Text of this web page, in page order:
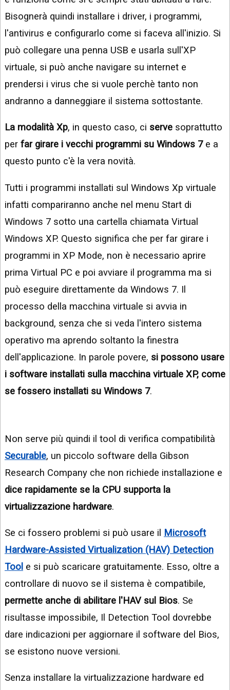
Bisognerà quindi installare i driver, i programmi,
l'antivirus e configurarlo come si faceva all'inizio. Si
può collegare una penna USB e usarla sull'XP
virtuale, si può anche navigare su internet e
prendersi i virus che si vuole perchè tanto non
andranno a danneggiare il sistema sottostante.
La modalità Xp, in questo caso, ci serve soprattutto
per far girare i vecchi programmi su Windows 7e a
questo punto c'è la vera novità.
Tutti i programmi installati sul Windows Xp virtuale
infatti compariranno anche nel menu Start di
Windows 7 sotto una cartella chiamata Virtual
Windows XP. Questo significa che per far girare i
programmi in XP Mode, non è necessario aprire
prima Virtual PC e poi avviare il programma ma si
può eseguire direttamente da Windows 7. Il
processo della macchina virtuale si avvia in
background, senza che si veda l'intero sistema
operativo ma aprendo soltanto la finestra
dell'applicazione. In parole povere, si possono usare
i software installati sulla macchina virtuale XP, come
se fossero installati su Windows 7.
Non serve più quindi il tool di verifica compatibilità
Securable, un piccolo software della Gibson
Research Company che non richiede installazione e
dice rapidamente se la CPU supporta la
virtualizzazione hardware.
Se ci fossero problemi si può usare il
Microsoft
Hardware-Assisted Virtualization (HAV) Detection
Tool e si può scaricare gratuitamente. Esso, oltre a
controllare di nuovo se il sistema è compatibile,
permette anche di abilitare l'HAV sul Bios. Se
risultasse impossibile, Il Detection Tool dovrebbe
dare indicazioni per aggiornare il software del Bios,
se esistono nuove versioni.
Senza installare la virtualizzazione hardware ed